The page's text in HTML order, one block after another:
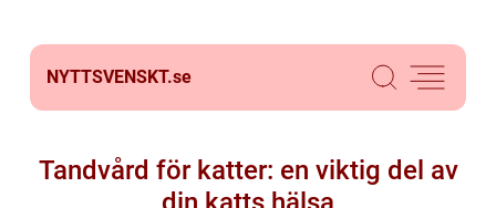
NYTTSVENSKT.se
Tandvård för katter: en viktig del av